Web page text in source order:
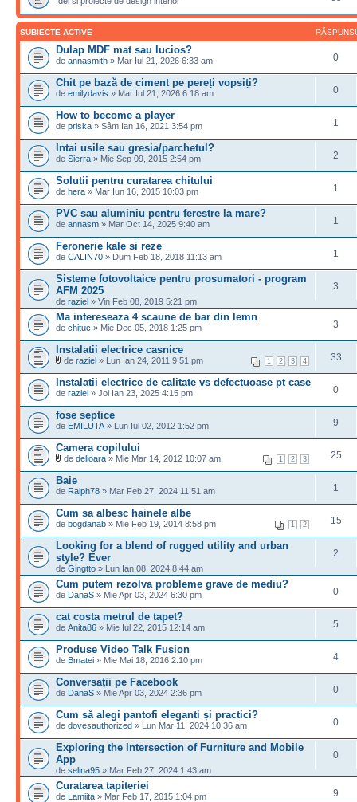
SUBIECTE ACTIVE
Dulap MDF mat sau lucios?
de annasmith » Mar Iul 21, 2026 6:33 am 0
Chit pe bază de ciment pe pereți vopsiți?
de emilydavis » Mar Iul 21, 2026 6:18 am 0
How to become a player
de priska » Sâm Ian 16, 2021 3:54 pm 1
Intai usile sau gresia/parchetul?
de Sierra » Mie Sep 09, 2015 2:54 pm 2
Solutii pentru curatarea chitului
de hera » Mar Iun 16, 2015 10:03 pm 1
PVC sau aluminiu pentru ferestre la mare?
de annasm » Mar Oct 14, 2025 9:40 am 1
Feronerie kale si reze
de CALIN70 » Dum Feb 18, 2018 11:13 am 1
Sisteme fotovoltaice pentru prosumatori - program
AFM 2025
de raziel » Vin Feb 08, 2019 5:21 pm
3
Ma intereseaza 4 scaune de bar din lemn
de chituc » Mie Dec 05, 2018 1:25 pm 3
Instalatii electrice casnice
1 2 3 4
de raziel » Lun Ian 24, 2011 9:51 pm 33
Instalatii electrice de calitate vs defectuoase pt case
de raziel » Joi Ian 23, 2025 4:15 pm 0
fose septice
de EMILUTA » Lun Iul 02, 2012 1:52 pm 9
Camera copilului
1 2 3
de delioara » Mie Mar 14, 2012 10:07 am 25
Baie
de Ralph78 » Mar Feb 27, 2024 11:51 am 1
Cum sa albesc hainele albe
1 2
de bogdanab » Mie Feb 19, 2014 8:58 pm 15
Looking for a blend of rugged utility and urban
style? Ever
de Gingtto » Lun Ian 08, 2024 8:44 am
2
Cum putem rezolva probleme grave de mediu?
de DanaS » Mie Apr 03, 2024 6:30 pm 0
cat costa metrul de tapet?
de Anita86 » Mie Iul 22, 2015 12:14 am 5
Produse Video Talk Fusion
de Bmatei » Mie Mai 18, 2016 2:10 pm 4
Conversații pe Facebook
de DanaS » Mie Apr 03, 2024 2:36 pm 0
Cum să alegi pantofi eleganti și practici?
de dovesauthorized » Lun Mar 11, 2024 10:36 am 0
Exploring the Intersection of Furniture and Mobile
App
de selina95 » Mar Feb 27, 2024 1:43 am
0
Curatarea tapiteriei
de Lamiita » Mar Feb 17, 2015 1:04 pm 9